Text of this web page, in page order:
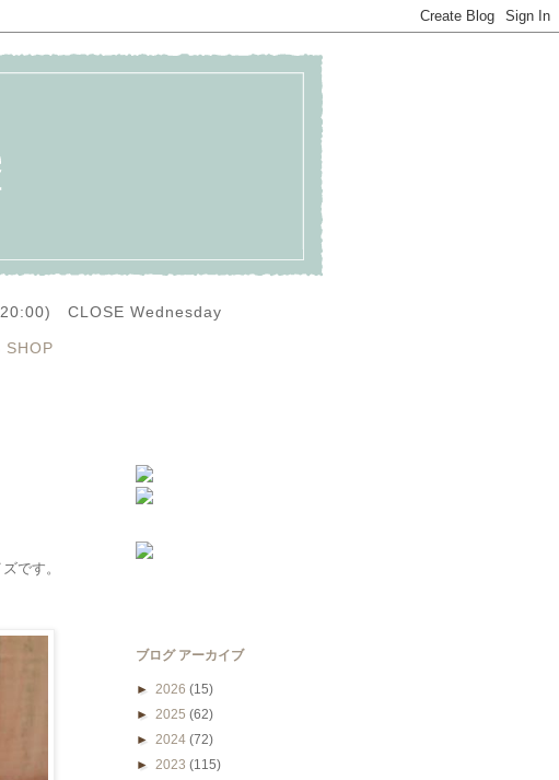
CLOSE Wednesday
SHOP
です。
ブログ アーカイブ
► 2026 (15)
► 2025 (62)
► 2024 (72)
► 2023 (115)